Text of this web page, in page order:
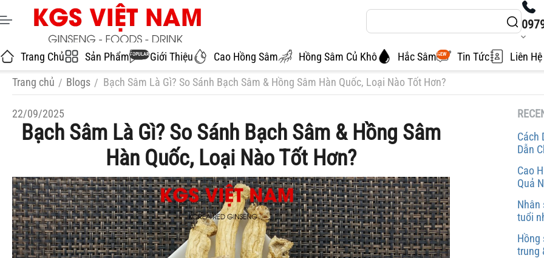
Trang Chủ Sản Phẩm POPULAR Giới Thiệu Cao Hồng Sâm Hồng Sâm Củ Khô Hắc Sâm NEW Tin Tức Liên Hệ
Trang chủ / Blogs / Bạch Sâm Là Gì? So Sánh Bạch Sâm & Hồng Sâm Hàn Quốc, Loại Nào Tốt Hơn?
22/09/2025
Bạch Sâm Là Gì? So Sánh Bạch Sâm & Hồng Sâm
Hàn Quốc, Loại Nào Tốt Hơn?
Cách
Dẫn
Cao
Quả
Nhân
tuổi
Hồng
trung